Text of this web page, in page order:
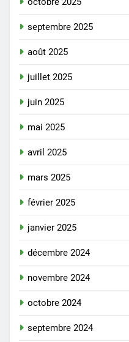
septembre 2025
août 2025
juillet 2025
juin 2025
mai 2025
avril 2025
mars 2025
février 2025
janvier 2025
décembre 2024
novembre 2024
octobre 2024
septembre 2024